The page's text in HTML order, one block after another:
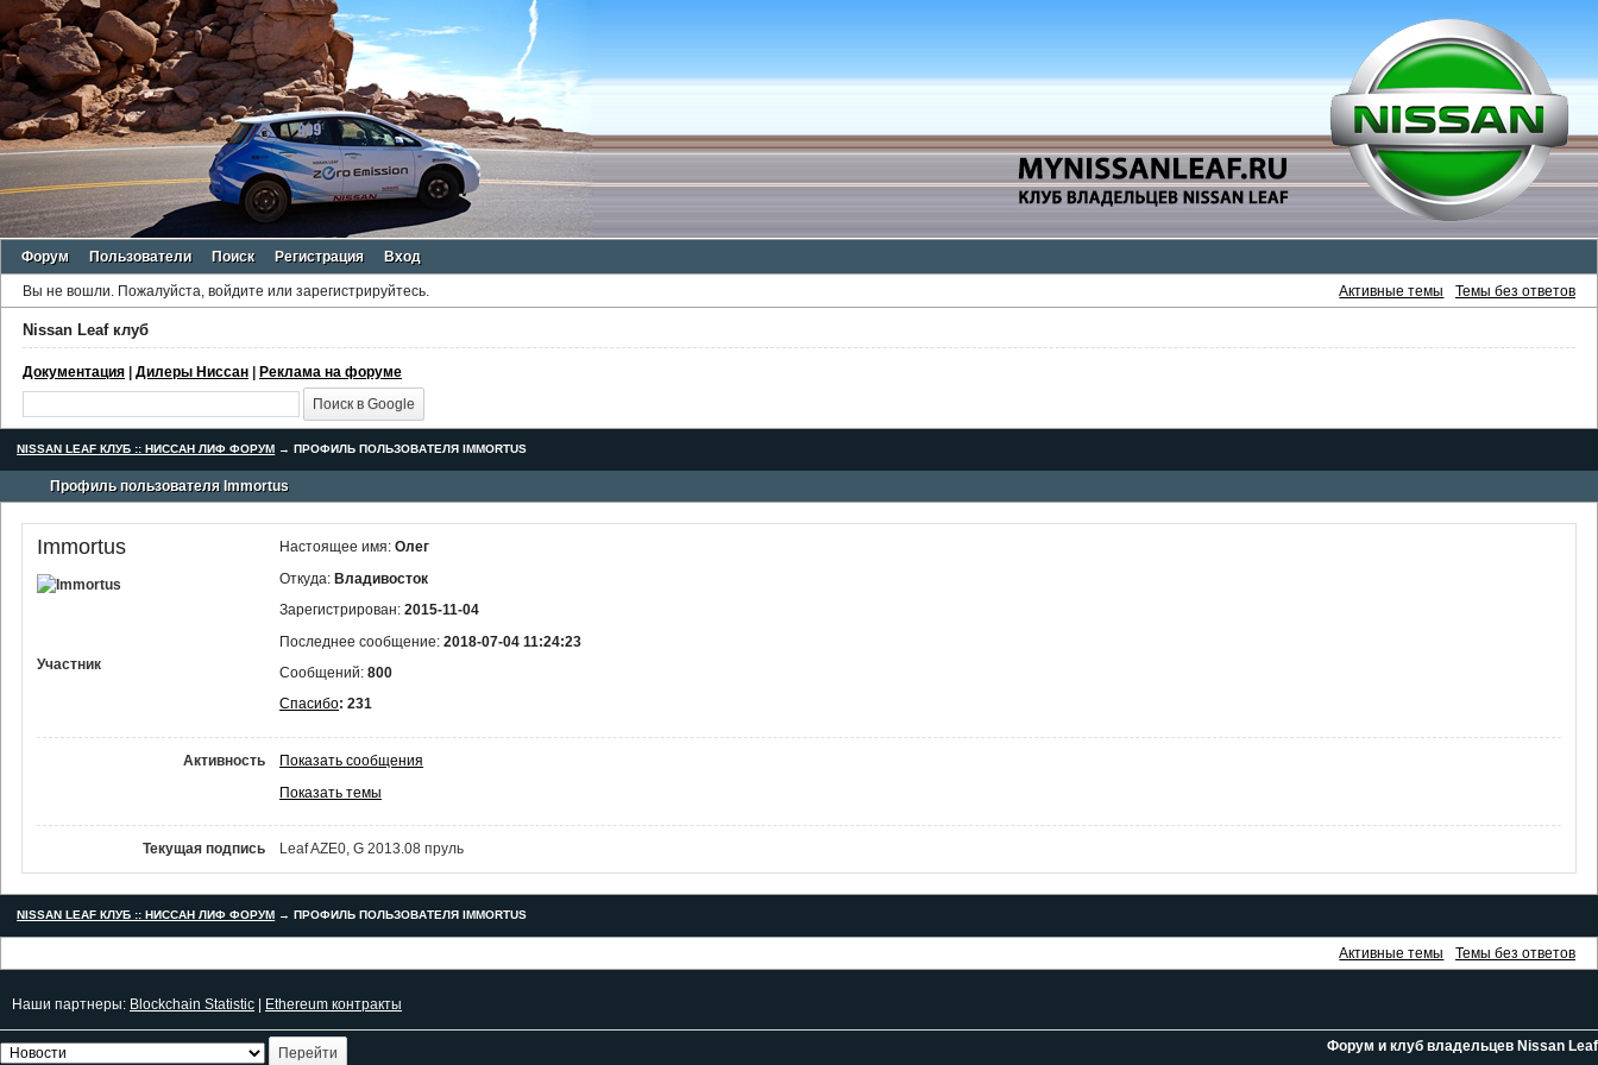
Форум Пользователи Поиск Регистрация Вход
Вы не вошли. Пожалуйста, войдите или зарегистрируйтесь. Активные темы Темы без ответов
Nissan Leaf клуб
Документация | Дилеры Ниссан | Реклама на форуме
NISSAN LEAF КЛУБ :: НИССАН ЛИФ ФОРУМ → ПРОФИЛЬ ПОЛЬЗОВАТЕЛЯ IMMORTUS
Профиль пользователя Immortus
Immortus
Участник
Настоящее имя: Олег
Откуда: Владивосток
Зарегистрирован: 2015-11-04
Последнее сообщение: 2018-07-04 11:24:23
Сообщений: 800
Спасибо: 231
Активность
Показать сообщения
Показать темы
Текущая подпись Leaf AZE0, G 2013.08 пруль
NISSAN LEAF КЛУБ :: НИССАН ЛИФ ФОРУМ →ПРОФИЛЬ ПОЛЬЗОВАТЕЛЯ IMMORTUS
Активные темы Темы без ответов
Наши партнеры: Blockchain Statistic | Ethereum контракты
Форум и клуб владельцев Nissan Leaf